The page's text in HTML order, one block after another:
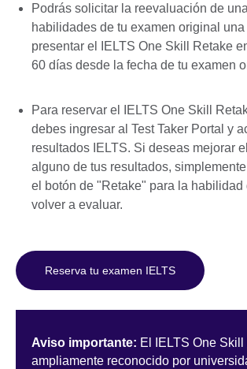
Podrás solicitar la reevaluación de
habilidades de tu examen original
presentar el IELTS One Skill Retake
60 días desde la fecha de tu examen
Para reservar el IELTS One Skill
debes ingresar al Test Taker Portal y
resultados IELTS. Si deseas mejorar
alguno de tus resultados,
el botón de "Retake" para la habilidad
volver a evaluar.
Reserva tu examen IELTS
Aviso importante: El IELTS One
ampliamente reconocido por